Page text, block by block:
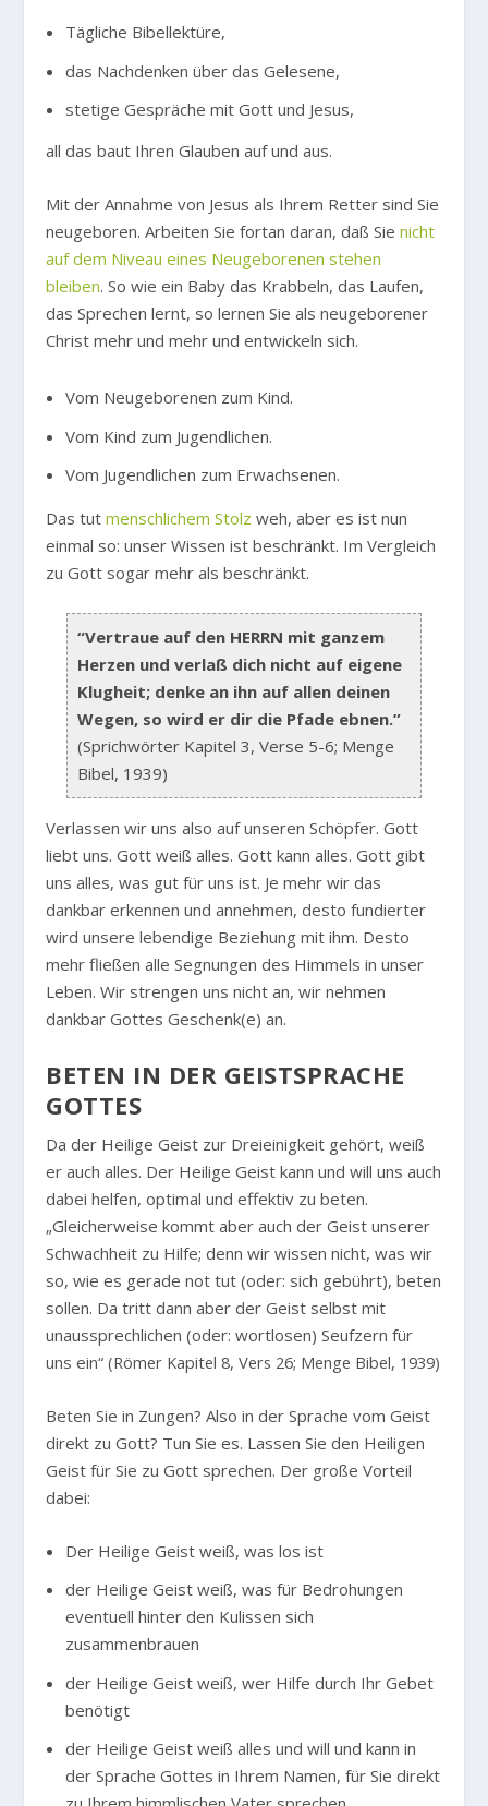
Tägliche Bibellektüre,
das Nachdenken über das Gelesene,
stetige Gespräche mit Gott und Jesus,
all das baut Ihren Glauben auf und aus.
Mit der Annahme von Jesus als Ihrem Retter sind Sie
neugeboren. Arbeiten Sie fortan daran, daß Sienicht
auf dem Niveau eines Neugeborenen stehen
bleiben. So wie ein Baby das Krabbeln, das Laufen,
das Sprechen lernt, so lernen Sie als neugeborener
Christ mehr und mehr und entwickeln sich.
Vom Neugeborenen zum Kind.
Vom Kind zum Jugendlichen.
Vom Jugendlichen zum Erwachsenen.
Das tutmenschlichem Stolz weh, aber es ist nun
einmal so: unser Wissen ist beschränkt. Im Vergleich
zu Gott sogar mehr als beschränkt.
“Vertraue auf den HERRN mit ganzem
Herzen und verlaß dich nicht auf eigene
Klugheit; denke an ihn auf allen deinen
Wegen, so wird er dir die Pfade ebnen.”
(Sprichwörter Kapitel 3, Verse 5-6; Menge
Bibel, 1939)
Verlassen wir uns also auf unseren Schöpfer. Gott
liebt uns. Gott weiß alles. Gott kann alles. Gott gibt
uns alles, was gut für uns ist. Je mehr wir das
dankbar erkennen und annehmen, desto fundierter
wird unsere lebendige Beziehung mit ihm. Desto
mehr fließen alle Segnungen des Himmels in unser
Leben. Wir strengen uns nicht an, wir nehmen
dankbar Gottes Geschenk(e) an.
BETEN IN DER GEISTSPRACHE
GOTTES
Da der Heilige Geist zur Dreieinigkeit gehört, weiß
er auch alles. Der Heilige Geist kann und will uns auch
dabei helfen, optimal und effektiv zu beten.
„Gleicherweise kommt aber auch der Geist unserer
Schwachheit zu Hilfe; denn wir wissen nicht, was wir
so, wie es gerade not tut (oder: sich gebührt), beten
sollen. Da tritt dann aber der Geist selbst mit
unaussprechlichen (oder: wortlosen) Seufzern für
uns ein“ (Römer Kapitel 8, Vers 26; Menge Bibel, 1939)
Beten Sie in Zungen? Also in der Sprache vom Geist
direkt zu Gott? Tun Sie es. Lassen Sie den Heiligen
Geist für Sie zu Gott sprechen. Der große Vorteil
dabei:
Der Heilige Geist weiß, was los ist
der Heilige Geist weiß, was für Bedrohungen
eventuell hinter den Kulissen sich
zusammenbrauen
der Heilige Geist weiß, wer Hilfe durch Ihr Gebet
benötigt
der Heilige Geist weiß alles und will und kann in
der Sprache Gottes in Ihrem Namen, für Sie direkt